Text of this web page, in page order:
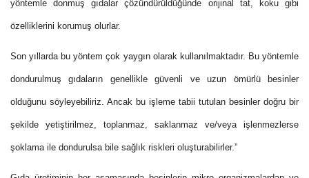
yöntemle donmuş gıdalar çözündürüldüğünde orijinal tat, koku gibi
özelliklerini korumuş olurlar.
Son yıllarda bu yöntem çok yaygın olarak kullanılmaktadır. Bu yöntemle
dondurulmuş gıdaların genellikle güvenli ve uzun ömürlü besinler
olduğunu söyleyebiliriz. Ancak bu işleme tabii tutulan besinler doğru bir
şekilde yetiştirilmez, toplanmaz, saklanmaz ve/veya işlenmezlerse
şoklama ile dondurulsa bile sağlık riskleri oluşturabilirler.”